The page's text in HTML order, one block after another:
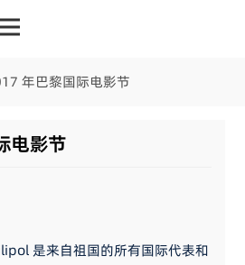
年巴黎国际电影节
电影节
是来自祖国的所有国际代表和